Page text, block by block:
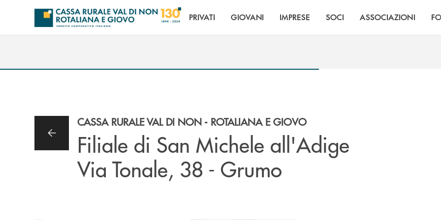
Salta al contenuto principale
PRIVATI GIOVANI IMPRESE SOCI ASSOCIAZIONI
CASSA RURALE VAL DI NON - ROTALIANA E GIOVO
Filiale di San Michele all'Adige
Via Tonale, 38 - Grumo